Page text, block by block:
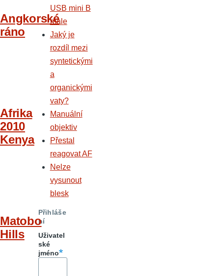
Angkorské
ráno
Afrika
2010
Kenya
Matobo
Hills
USB mini B
male
Jaký je
rozdíl mezi
syntetickými
a
organickými
vaty?
Manuální
objektiv
Přestal
reagovat AF
Nelze
vysunout
blesk
Přihláše
ní
Uživatel
ské
jméno